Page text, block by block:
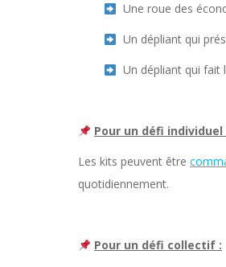
Une roue des
Un dépliant qui
Un dépliant qui fait
Pour un défi individuel
Les kits peuvent être
quotidiennement.
Pour un défi collectif :